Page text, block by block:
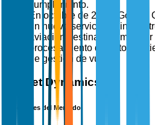
cumplimiento.
En octubre de 2025,
un nuevo servicio de
aviación destinado a
procesamiento de datos en
de gestión de vuelos.
Market Dynamics
Impulsores del Mercado